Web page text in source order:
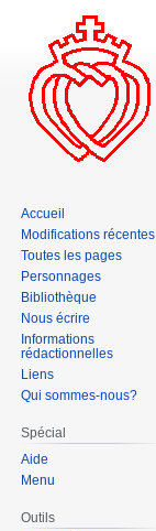
Accueil
Modifications récentes
Toutes les pages
Personnages
Bibliothèque
Nous écrire
Informations
rédactionnelles
Liens
Qui sommes-nous?
Spécial
Aide
Menu
Outils